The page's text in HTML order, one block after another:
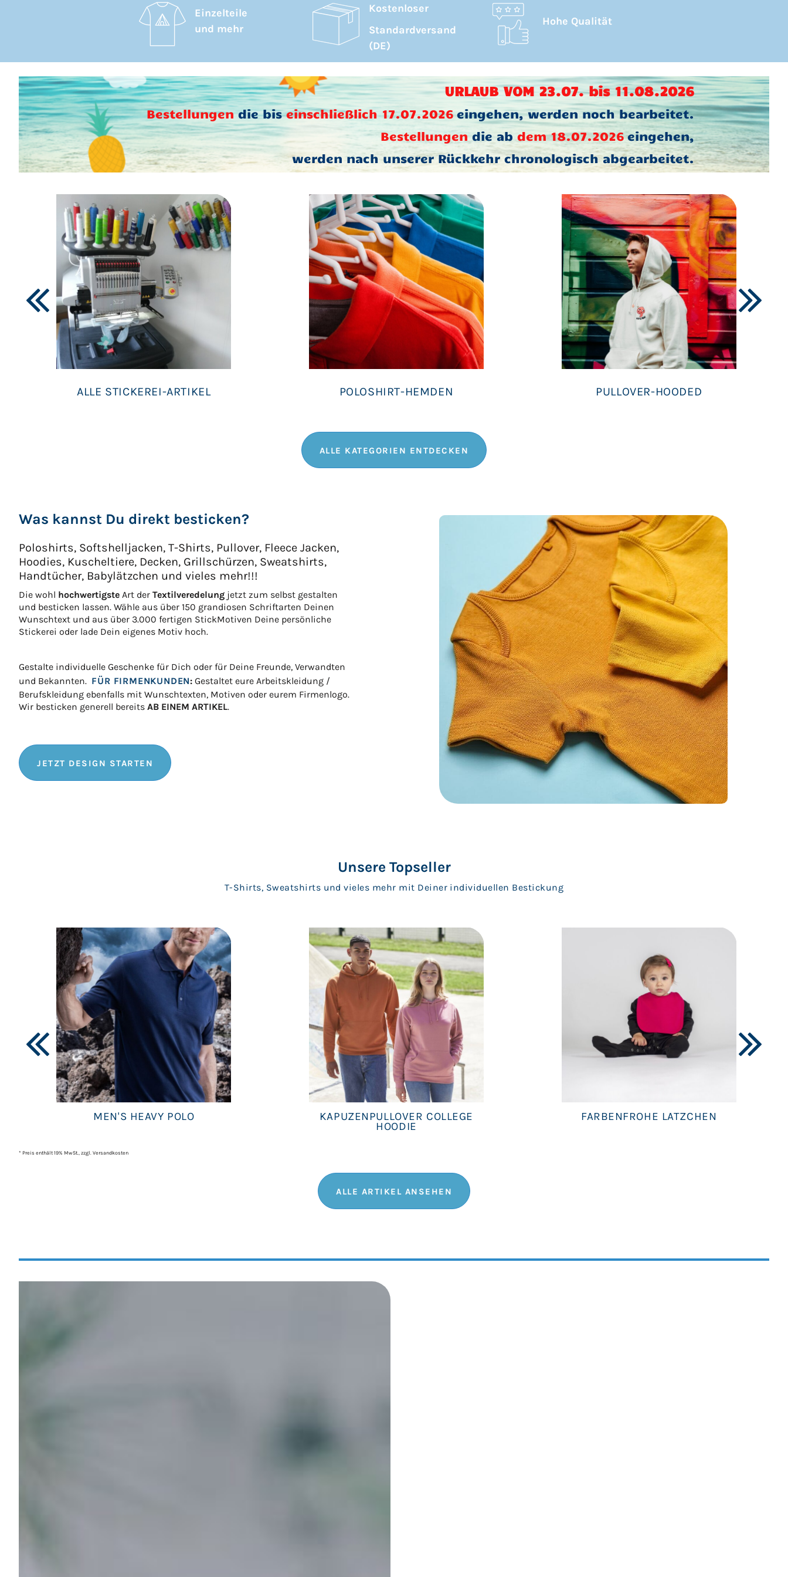
Einzelteile
und mehr
Kostenloser
Standardversand
(DE)
Hohe Qualität
URLAUB VOM 23.07. bis 11.08.2026
Bestellungendie biseinschließlich 17.07.2026eingehen, werden noch bearbeitet.
Bestellungen die ab dem 18.07.2026eingehen,
werden nach unserer Rückkehr chronologisch abgearbeitet.
ALLE STICKEREI-ARTIKEL POLOSHIRT-HEMDEN PULLOVER-HOODED
ALLE KATEGORIEN ENTDECKEN
Was kannst Du direkt besticken?
Poloshirts, Softshelljacken, T-Shirts, Pullover, Fleece Jacken,
Hoodies, Kuscheltiere, Decken, Grillschürzen, Sweatshirts,
Handtücher, Babylätzchen und vieles mehr!!!
Die wohl hochwertigste Art der Textilveredelung jetzt zum selbst gestalten
und besticken lassen. Wähle aus über 150 grandiosen Schriftarten Deinen
Wunschtext und aus über 3.000 fertigen StickMotiven Deine persönliche
Stickerei oder lade Dein eigenes Motiv hoch.
Gestalte individuelle Geschenke für Dich oder für Deine Freunde, Verwandten
und Bekannten. FÜR FIRMENKUNDEN: Gestaltet eure Arbeitskleidung /
Berufskleidung ebenfalls mit Wunschtexten, Motiven oder eurem Firmenlogo.
Wir besticken generell bereits AB EINEM ARTIKEL.
JETZT DESIGN STARTEN
Unsere Topseller
T-Shirts, Sweatshirts und vieles mehr mit Deiner individuellen Bestickung
MEN'S HEAVY POLO KAPUZENPULLOVER COLLEGE
HOODIE
FARBENFROHE LÄTZCHEN
* Preis enthält 19% MwSt., zzgl. Versandkosten
ALLE ARTIKEL ANSEHEN